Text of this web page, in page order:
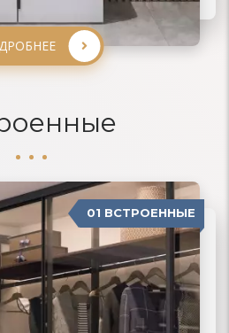
ПОДРОБНЕЕ
01 ВСТРОЕННЫЕ
02 РАДИУСНЫЕ